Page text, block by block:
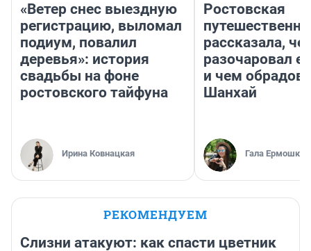
«Ветер снес выездную
регистрацию, выломал
подиум, повалил
деревья»: история
свадьбы на фоне
ростовского тайфуна
Ирина Ковнацкая
Ростовская
рассказала,
разочаровал
и чем
Шанхай
Гала
РЕКОМЕНДУЕМ
Слизни атакуют: как спасти цветник